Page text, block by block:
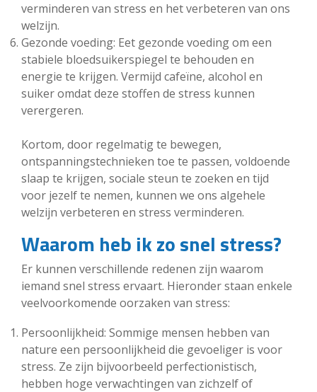
verminderen van stress en het verbeteren van ons
welzijn.
Gezonde voeding: Eet gezonde voeding om een
stabiele bloedsuikerspiegel te behouden en
energie te krijgen. Vermijd cafeïne, alcohol en
suiker omdat deze stoffen de stress kunnen
verergeren.
Kortom, door regelmatig te bewegen,
ontspanningstechnieken toe te passen, voldoende
slaap te krijgen, sociale steun te zoeken en tijd
voor jezelf te nemen, kunnen we ons algehele
welzijn verbeteren en stress verminderen.
Waarom heb ik zo snel stress?
Er kunnen verschillende redenen zijn waarom
iemand snel stress ervaart. Hieronder staan enkele
veelvoorkomende oorzaken van stress:
Persoonlijkheid: Sommige mensen hebben van
nature een persoonlijkheid die gevoeliger is voor
stress. Ze zijn bijvoorbeeld perfectionistisch,
hebben hoge verwachtingen van zichzelf of